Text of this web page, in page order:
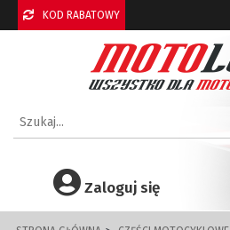
KOD RABATOWY
Zaloguj się